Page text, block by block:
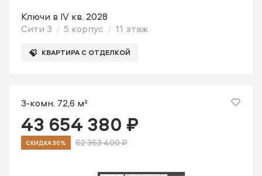
Ключи в IV кв. 2028
Сити 3
5 корпус 11 этаж
КВАРТИРА С ОТДЕЛКОЙ
3-комн. 72,6 м²
43 654 380 ₽
СКИДКА 30% 62 363 400 ₽